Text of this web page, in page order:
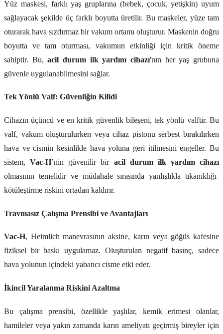
Yüz maskesi, farklı yaş gruplarına (bebek, çocuk, yetişkin) uyum
sağlayacak şekilde üç farklı boyutta üretilir. Bu maskeler, yüze tam
oturarak hava sızdırmaz bir vakum ortamı oluşturur. Maskenin doğru
boyutta ve tam oturması, vakumun etkinliği için kritik öneme
sahiptir. Bu,acil durum ilk yardım cihazı'nın her yaş grubuna
güvenle uygulanabilmesini sağlar.
Tek Yönlü Valf: Güvenliğin Kilidi
Cihazın üçüncü ve en kritik güvenlik bileşeni, tek yönlü valftir. Bu
valf, vakum oluşturulurken veya cihaz pistonu serbest bırakılırken
hava ve cismin kesinlikle hava yoluna geri itilmesini engeller. Bu
sistem,Vac-H’nin güvenilir bir acil durum ilk yardım cihazı
olmasının temelidir ve müdahale sırasında yanlışlıkla tıkanıklığı
kötüleştirme riskini ortadan kaldırır.
Travmasız Çalışma Prensibi ve Avantajları
Vac-H, Heimlich manevrasının aksine, karın veya göğüs kafesine
fiziksel bir baskı uygulamaz. Oluşturulan negatif basınç, sadece
hava yolunun içindeki yabancı cisme etki eder.
İkincil Yaralanma Riskini Azaltma
Bu çalışma prensibi, özellikle yaşlılar, kemik erimesi olanlar,
hamileler veya yakın zamanda karın ameliyatı geçirmiş bireyler için